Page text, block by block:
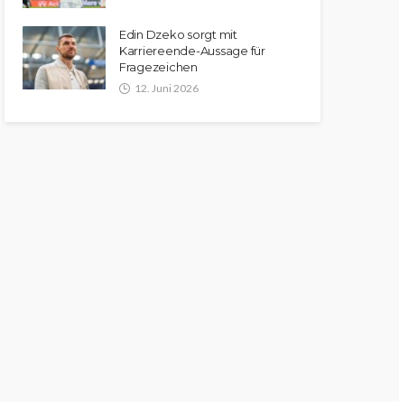
Edin Dzeko sorgt mit
Karriereende-Aussage für
Fragezeichen
12. Juni 2026